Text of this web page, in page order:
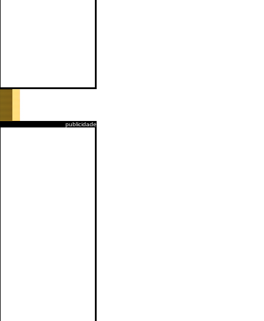
publicidade